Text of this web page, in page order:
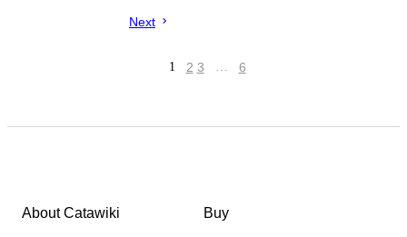
Next
1 2 3 … 6
About Catawiki Buy